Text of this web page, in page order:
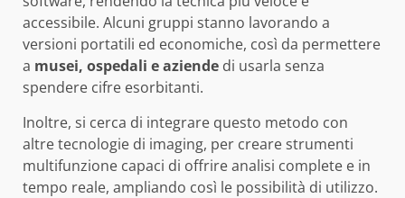
accessibile. Alcuni gruppi stanno lavorando a
versioni portatili ed economiche, così da permettere
a musei, ospedali e aziende di usarla senza
spendere cifre esorbitanti.
Inoltre, si cerca di integrare questo metodo con
altre tecnologie di imaging, per creare strumenti
multifunzione capaci di offrire analisi complete e in
tempo reale, ampliando così le possibilità di utilizzo.